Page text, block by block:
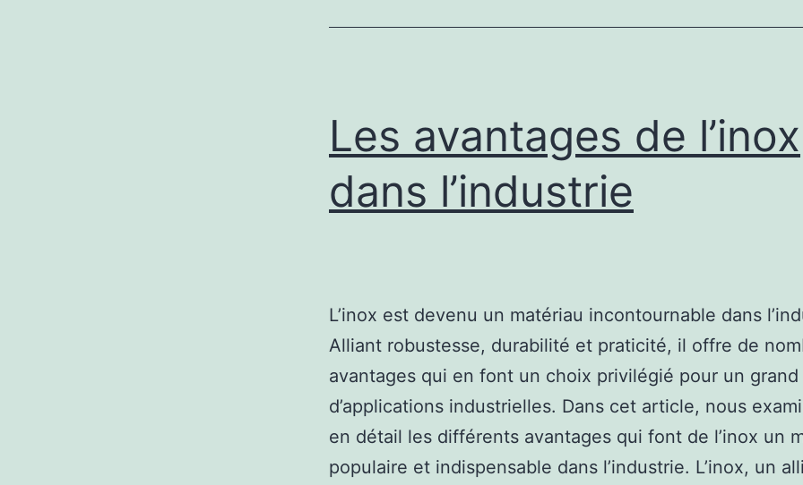
Les avantages de l’inox
dans l’industrie
L’inox est devenu un matériau incontournable dans
Alliant robustesse, durabilité et praticité, il offre de
avantages qui en font un choix privilégié pour un grand
d’applications industrielles. Dans cet article, nous
en détail les différents avantages qui font de l’inox un
populaire et indispensable dans l’industrie. L’inox, un